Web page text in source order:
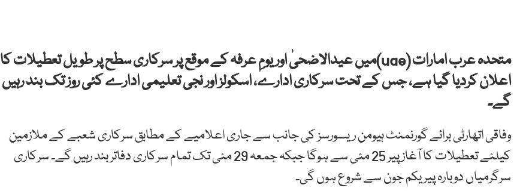
متحدہ عرب امارات (uae)میں عیدالاضحیٰ اور یومِ عرفہ کے موقع پر سرکاری سطح پر طویل تعطیلات کا
اعلان کردیا گیا ہے، جس کے تحت سرکاری ادارے، اسکولز اور نجی تعلیمی ادارے کئی روز تک بند رہیں
گے۔
وفاقی اتھارٹی برائے گورنمنٹ ہیومن ریسورسز کی جانب سے جاری اعلامیے کے مطابق سرکاری شعبے کے ملازمین
کیلئے تعطیلات کا آغاز پیر 25 مئی سے ہوگا جبکہ جمعہ 29 مئی تک تمام سرکاری دفاتر بند رہیں گے۔ سرکاری
سرگرمیاں دوبارہ پیر یکم جون سے شروع ہوں گی۔